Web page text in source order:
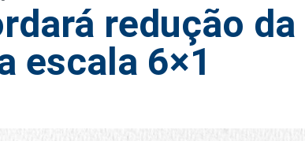
redução da
escala 6×1